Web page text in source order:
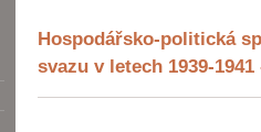
Hospodářsko-politická
svazu v letech 1939-1941